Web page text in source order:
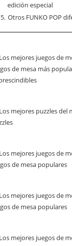
edición especial
5. Otros FUNKO POP